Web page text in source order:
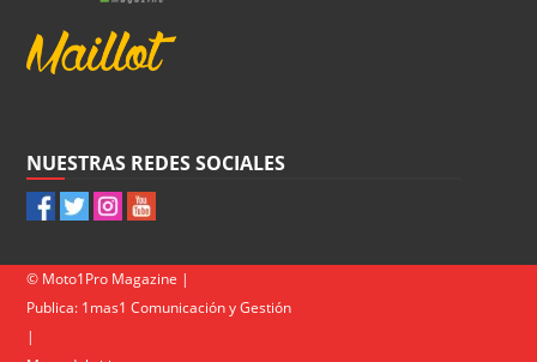
NUESTRAS REDES SOCIALES
© Moto1Pro Magazine |
Publica: 1mas1 Comunicación y Gestión
|